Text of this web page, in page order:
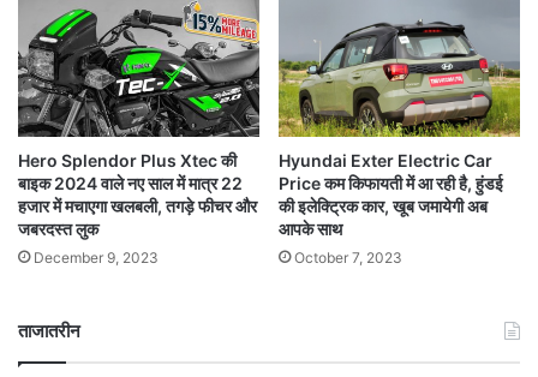
Hero Splendor Plus Xtec की
बाइक 2024 वाले नए साल में मात्र 22
हजार में मचाएगा खलबली, तगड़े फीचर और
जबरदस्त लुक
December 9, 2023
Hyundai Exter Electric Car
Price कम किफायती में आ रही है, हुंडई
की इलेक्ट्रिक कार, खूब जमायेगी अब
आपके साथ
October 7, 2023
ताजातरीन